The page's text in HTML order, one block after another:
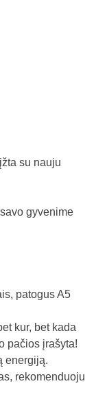
su nauju
gyvenime
patogus A5
kur, bet kada
pačios įrašyta!
energiją.
rekomenduoju